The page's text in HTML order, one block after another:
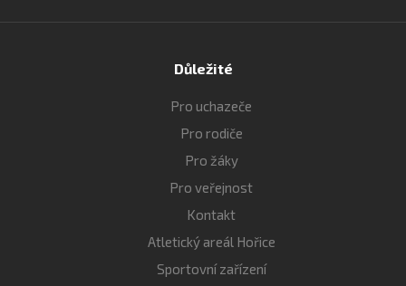
Důležité
Pro uchazeče
Pro rodiče
Pro žáky
Pro veřejnost
Kontakt
Atletický areál Hořice
Sportovní zařízení